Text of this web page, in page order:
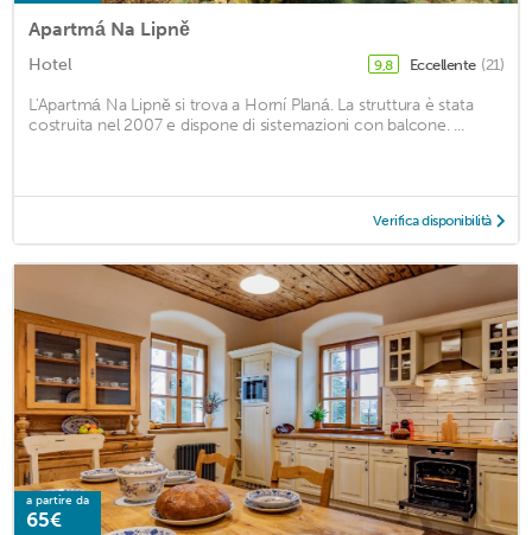
Apartmá Na Lipně
Hotel 9,8 Eccellente (21)
L'Apartmá Na Lipně si trova a Horní Planá. La struttura è stata
costruita nel 2007 e dispone di sistemazioni con balcone. ...
Verifica disponibilità
a partire da
65€